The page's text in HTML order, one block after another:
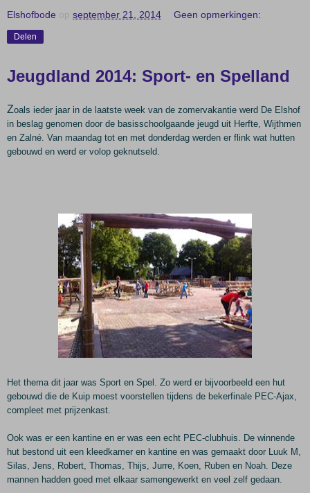
Elshofbode op september 21, 2014 Geen opmerkingen:
Delen
Jeugdland 2014: Sport- en Spelland
Zoals ieder jaar in de laatste week van de zomervakantie werd De Elshof
in beslag genomen door de basisschoolgaande jeugd uit Herfte, Wijthmen
en Zalné. Van maandag tot en met donderdag werden er flink wat hutten
gebouwd en werd er volop geknutseld.
Het thema dit jaar was Sport en Spel. Zo werd er bijvoorbeeld een hut
gebouwd die de Kuip moest voorstellen tijdens de bekerfinale PEC-Ajax,
compleet met prijzenkast.
Ook was er een kantine en er was een echt PEC-clubhuis. De winnende
hut bestond uit een kleedkamer en kantine en was gemaakt door Luuk M,
Silas, Jens, Robert, Thomas, Thijs, Jurre, Koen, Ruben en Noah. Deze
mannen hadden goed met elkaar samengewerkt en veel zelf gedaan.